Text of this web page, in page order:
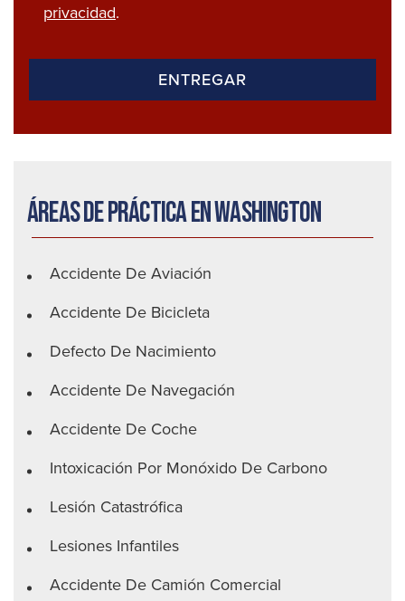
privacidad.
Áreas de práctica en Washington
Accidente De Aviación
Accidente De Bicicleta
Defecto De Nacimiento
Accidente De Navegación
Accidente De Coche
Intoxicación Por Monóxido De Carbono
Lesión Catastrófica
Lesiones Infantiles
Accidente De Camión Comercial